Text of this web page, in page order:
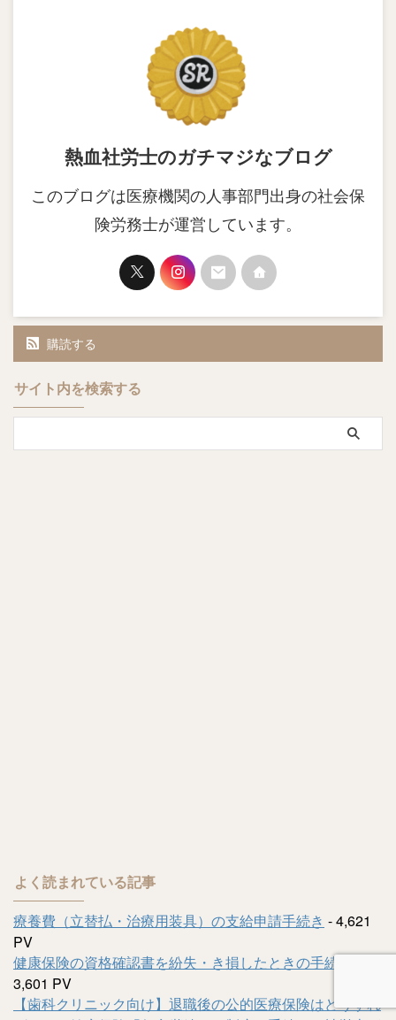
熱血社労士のガチマジなブログ
このブログは医療機関の人事部門出身の社会保
険労務士が運営しています。
購読する
サイト内を検索する
よく読まれている記事
療養費（立替払・治療用装具）の支給申請手続き - 4,621
PV
健康保険の資格確認書を紛失・き損したときの手続き-
3,601 PV
【歯科クリニック向け】退職後の公的医療保険はどうすれ